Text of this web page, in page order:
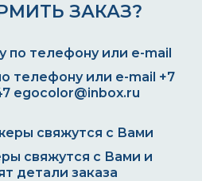
ЗАКАЗ?
телефону или e-mail +7
egocolor@inbox.ru
свяжутся с Вами и
детали заказа